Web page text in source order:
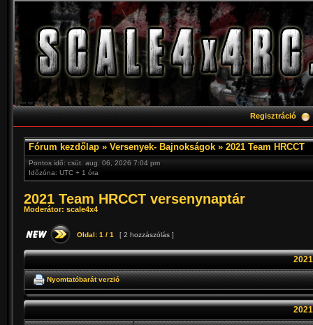
Regisztráció
Fórum kezdőlap » Versenyek- Bajnokságok » 2021 Team HRCCT
Pontos idő: csüt. aug. 06, 2026 7:04 pm
Időzóna: UTC + 1 óra
2021 Team HRCCT versenynaptár
Moderátor: scale4x4
Oldal: 1 / 1 [ 2 hozzászólás ]
Nyomtatóbarát verzió